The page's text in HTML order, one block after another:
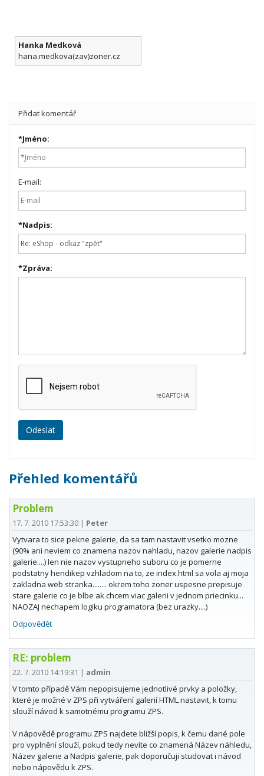
Hanka Medková
hana.medkova(zav)zoner.cz
Přidat komentář
*Jméno:
E-mail:
*Nadpis:
*Zpráva:
Přehled komentářů
Problem
17. 7. 2010 17:53:30 | Peter
Vytvara to sice pekne galerie, da sa tam nastavit vsetko mozne
(90% ani neviem co znamena nazov nahladu, nazov galerie nadpis
galerie....) len nie nazov vystupneho suboru co je pomerne
podstatny hendikep vzhladom na to, ze index.html sa vola aj moja
zakladna web stranka........ okrem toho zoner uspesne prepisuje
stare galerie co je blbe ak chcem viac galerii v jednom priecinku...
NAOZAJ nechapem logiku programatora (bez urazky....)
Odpovědět
RE: problem
22. 7. 2010 14:19:31 | admin
V tomto případě Vám nepopisujeme jednotlivé prvky a položky,
které je možné v ZPS při vytváření galerií HTML nastavit, k tomu
slouží návod k samotnému programu ZPS.
V nápovědě programu ZPS najdete bližší popis, k čemu dané pole
pro vyplnění slouží, pokud tedy nevíte co znamená Název náhledu,
Název galerie a Nadpis galerie, pak doporučuji studovat i návod
nebo nápovědu k ZPS.